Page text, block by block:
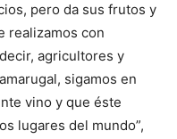
pero da sus frutos y
realizamos con
agricultores y
sigamos en
vino y que éste
lugares del mundo”,